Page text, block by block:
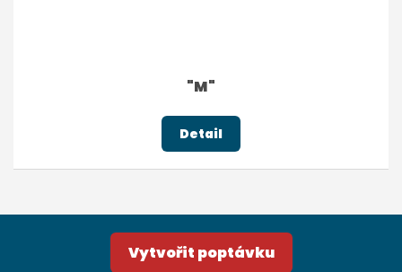
"M"
Detail
Vytvořit poptávku